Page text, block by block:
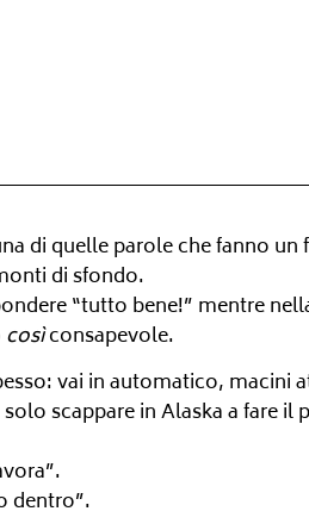
di quelle parole che fanno
di sfondo.
“tutto bene!” mentre
cosìconsapevole.
vai in automatico, macini
scappare in Alaska a fare il
dentro”.